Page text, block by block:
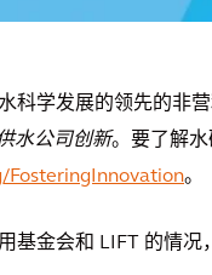
科学发展的领先的非
水公司创新。要了解
FosteringInnovation。
基金会和 LIFT 的情况